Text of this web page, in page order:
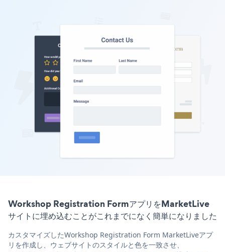
Workshop Registration FormアプリをMarketLive
サイトに埋め込むことがこれまでになく簡単になりました
カスタマイズしたWorkshop Registration Form MarketLiveアプ
リを作成し、ウェブサイトのスタイルと色を一致させ、